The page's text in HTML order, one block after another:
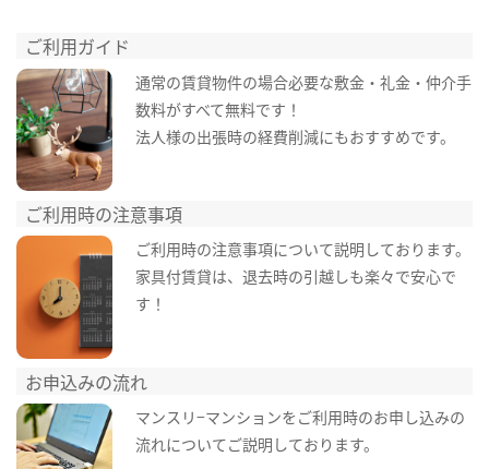
ご利用ガイド
通常の賃貸物件の場合必要な敷金・礼金・仲介手
数料がすべて無料です！
法人様の出張時の経費削減にもおすすめです。
ご利用時の注意事項
ご利用時の注意事項について説明しております。
家具付賃貸は、退去時の引越しも楽々で安心で
す！
お申込みの流れ
マンスリ−マンションをご利用時のお申し込みの
流れについてご説明しております。